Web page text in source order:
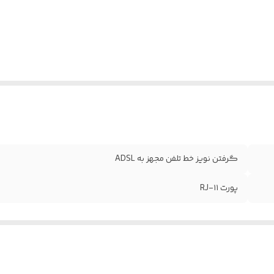
گرفتن نویز خط تلفن مجهز به ADSL
پورت RJ-۱۱